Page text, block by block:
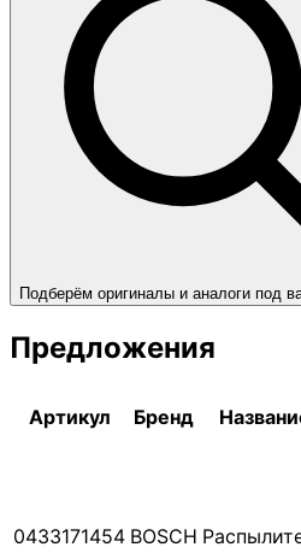
Подберём оригиналы и аналоги под
Предложения
Артикул Бренд
0433171454 BOSCH